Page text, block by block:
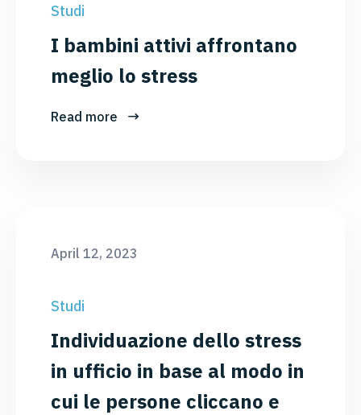
Studi
I bambini attivi affrontano
meglio lo stress
Read more
April 12, 2023
Studi
Individuazione dello stress
in ufficio in base al modo in
cui le persone cliccano e